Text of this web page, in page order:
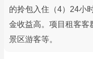
的拎包入住（4）24小
金收益高。项目租客客
景区游客等。